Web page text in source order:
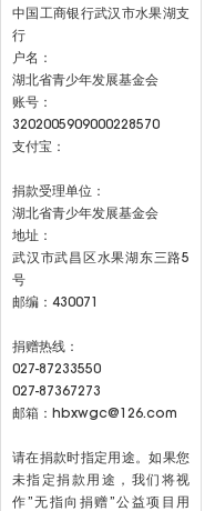
中国工商银行武汉市水果湖支
行
户名：
湖北省青少年发展基金会
账号：
3202005909000228570
支付宝：
捐款受理单位：
湖北省青少年发展基金会
地址：
武汉市武昌区水果湖东三路5
号
邮编：430071
捐赠热线：
027-87233550
027-87367273
邮箱：hbxwgc@126.com
请在捐款时指定用途。如果您
未指定捐款用途，我们将视
作”无指向捐赠”公益项目用